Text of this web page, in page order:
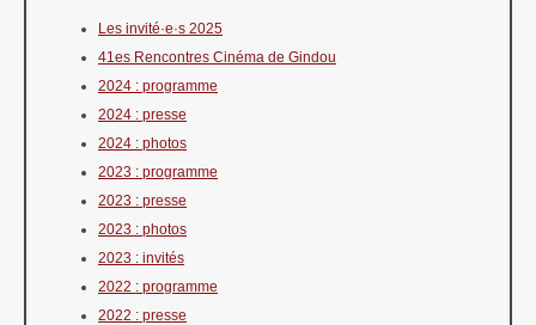
Les invité·e·s 2025
41es Rencontres Cinéma de Gindou
2024 : programme
2024 : presse
2024 : photos
2023 : programme
2023 : presse
2023 : photos
2023 : invités
2022 : programme
2022 : presse